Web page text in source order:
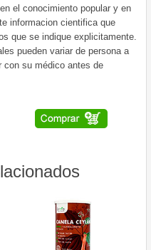
el conocimiento popular y en
informacion cientifica que
que se indique explicitamente.
pueden variar de persona a
con su médico antes de